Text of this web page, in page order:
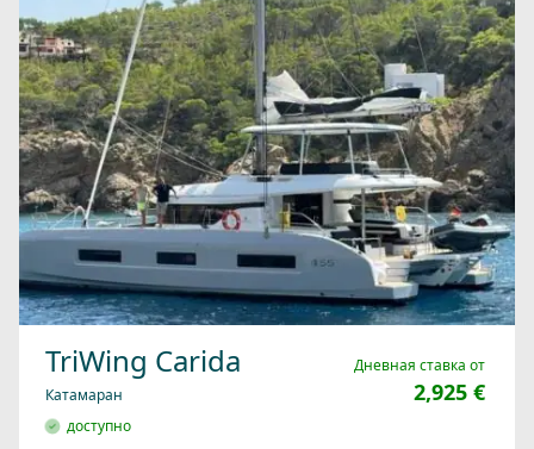
TriWing Carida
Катамаран
доступно
Дневная ставка от
2,925 €